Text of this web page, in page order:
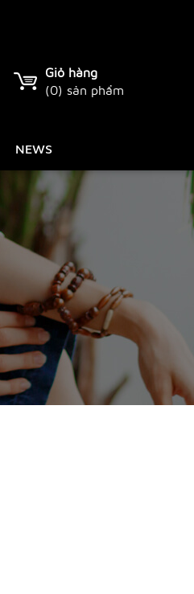
Giỏ hàng
(0) sản phẩm
NEWS